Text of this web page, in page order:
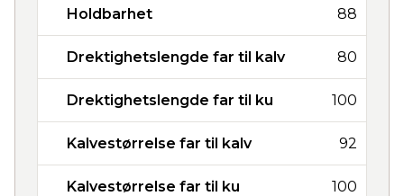
Holdbarhet 88
Drektighetslengde far til kalv 80
Drektighetslengde far til ku 100
Kalvestørrelse far til kalv 92
Kalvestørrelse far til ku 100